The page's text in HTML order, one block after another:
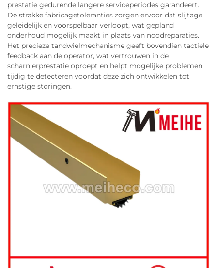
prestatie gedurende langere serviceperiodes garandeert.
De strakke fabricagetoleranties zorgen ervoor dat slijtage
geleidelijk en voorspelbaar verloopt, wat gepland
onderhoud mogelijk maakt in plaats van noodreparaties.
Het precieze tandwielmechanisme geeft bovendien tactiele
feedback aan de operator, wat vertrouwen in de
scharnierprestatie oproept en helpt mogelijke problemen
tijdig te detecteren voordat deze zich ontwikkelen tot
ernstige storingen.